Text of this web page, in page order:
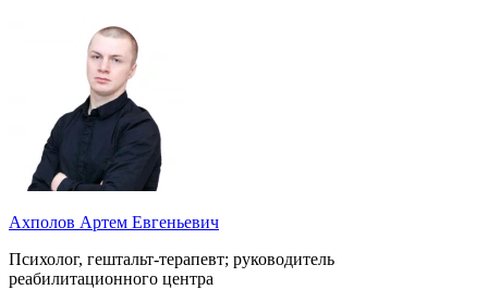
Ахполов Артем Евгеньевич
Психолог, гештальт-терапевт; руководитель
реабилитационного центра